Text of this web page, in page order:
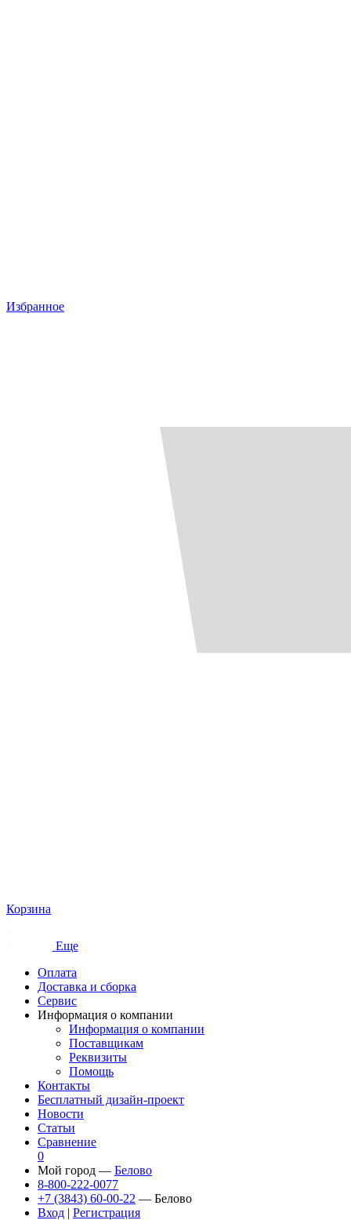
Избранное
Корзина
Еще
Оплата
Доставка и сборка
Сервис
Информация о компании
Информация о компании
Поставщикам
Реквизиты
Помощь
Контакты
Бесплатный дизайн-проект
Новости
Статьи
Сравнение
0
Мой город — Белово
8-800-222-0077
+7 (3843) 60-00-22 — Белово
Вход | Регистрация